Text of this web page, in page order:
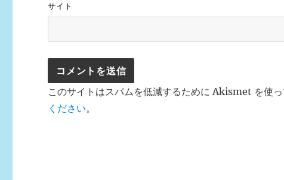
サイト
このサイトはスパムを低減するために Akismet を使っ
ください。